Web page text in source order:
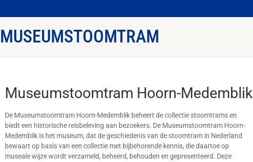
MUSEUMSTOOMTRAM
Museumstoomtram Hoorn-Medemblik
De Museumstoomtram Hoorn-Medemblik beheert de collectie stoomtrams en
biedt een historische reisbeleving aan bezoekers. De Museumstoomtram Hoorn-
Medemblik is het museum, dat de geschiedenis van de stoomtram in Nederland
bewaart op basis van een collectie met bijbehorende kennis, die daartoe op
museale wijze wordt verzameld, beheerd, behouden en gepresenteerd. Deze